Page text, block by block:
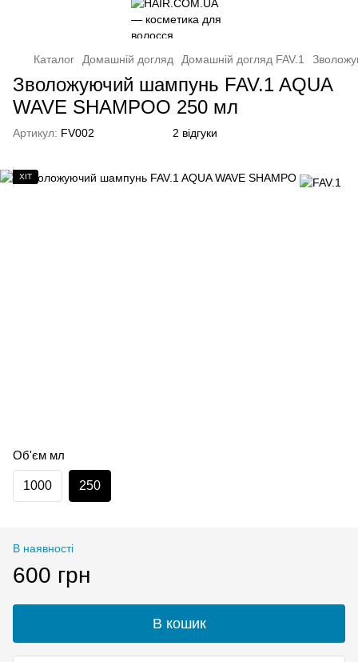
Каталог Домашній догляд Домашній догляд FAV.1
Зволожуючий шампунь FAV.1 AQUA
WAVE SHAMPOO 250 мл
Артикул: FV002 2 відгуки
ХІТ
Об'єм мл
1000 250
В наявності
600 грн
В кошик